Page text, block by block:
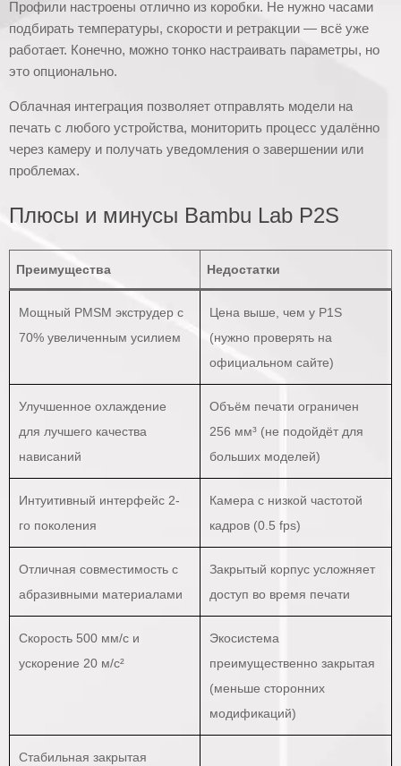
Профили настроены отлично из коробки. Не нужно часами
подбирать температуры, скорости и ретракции — всё уже
работает. Конечно, можно тонко настраивать параметры, но
это опционально.
Облачная интеграция позволяет отправлять модели на
печать с любого устройства, мониторить процесс удалённо
через камеру и получать уведомления о завершении или
проблемах.
Плюсы и минусы Bambu Lab P2S
Преимущества Недостатки
Мощный PMSM экструдер с
70% увеличенным усилием
Цена выше, чем у P1S
(нужно проверять на
официальном сайте)
Улучшенное охлаждение
для лучшего качества
нависаний
Объём печати ограничен
256 мм³ (не подойдёт для
больших моделей)
Интуитивный интерфейс 2-
го поколения
Камера с низкой частотой
кадров (0.5 fps)
Отличная совместимость с
абразивными материалами
Закрытый корпус усложняет
доступ во время печати
Скорость 500 мм/с и
ускорение 20 м/с²
Экосистема
преимущественно закрытая
(меньше сторонних
модификаций)
Стабильная закрытая